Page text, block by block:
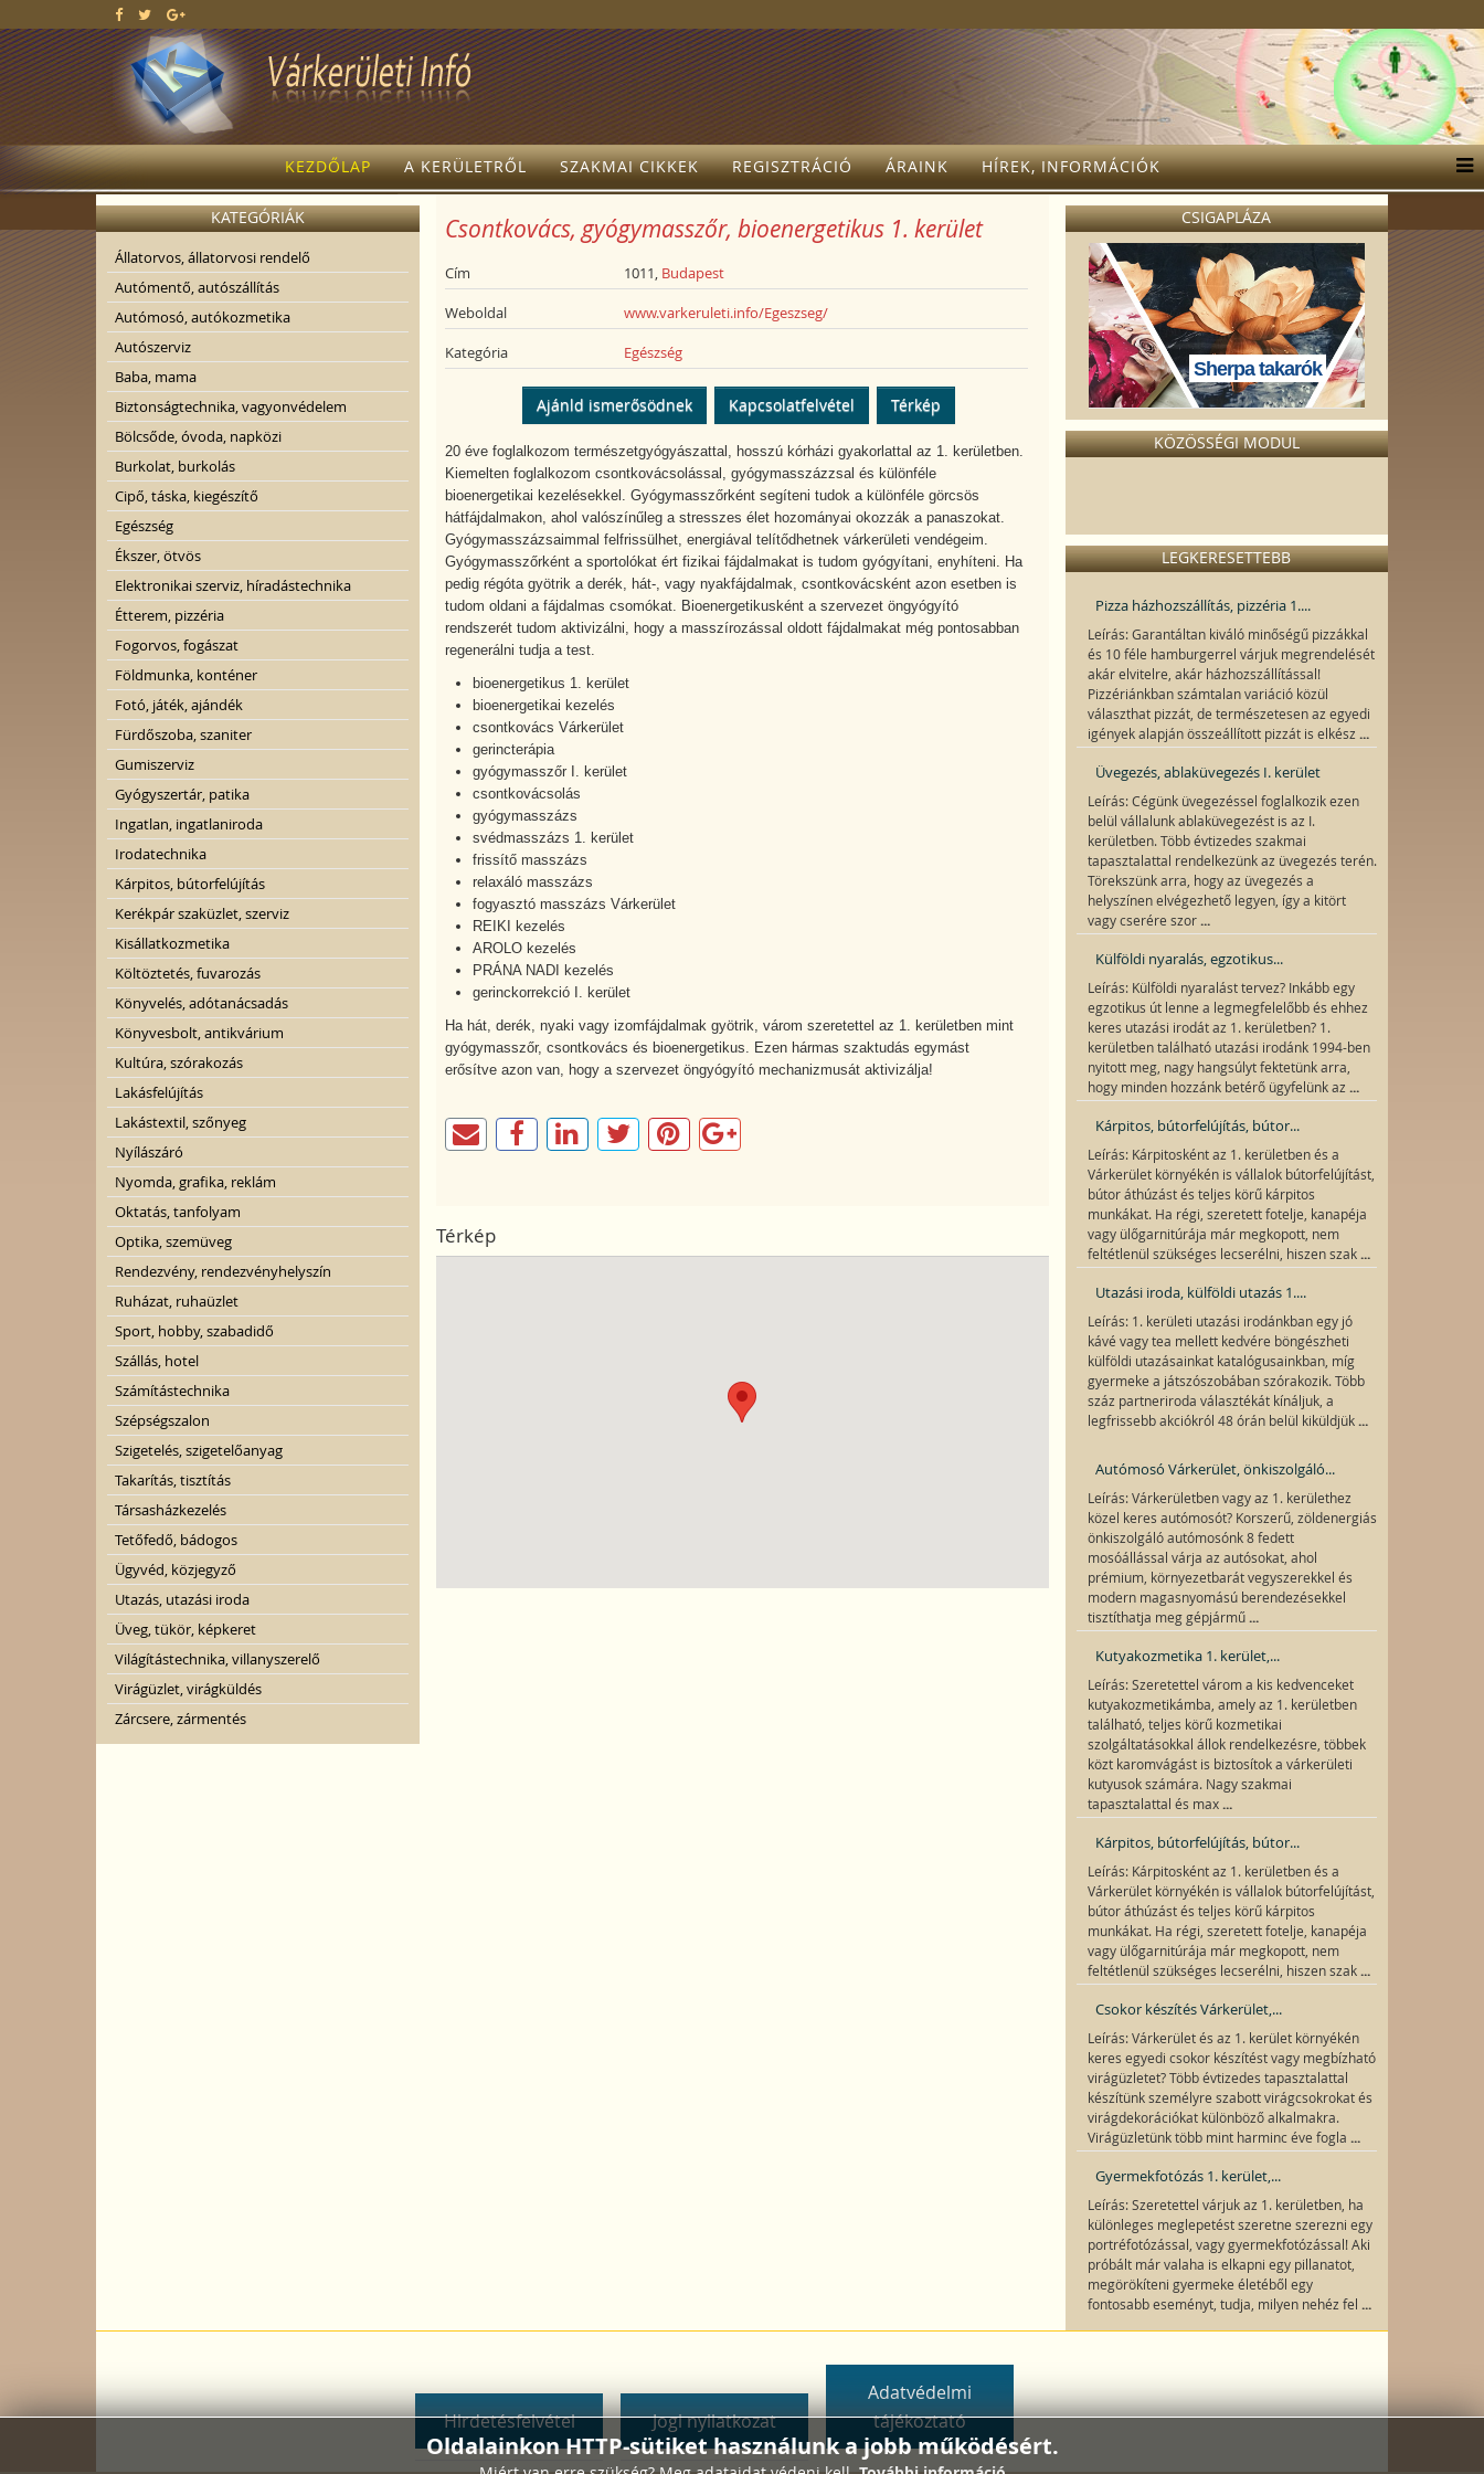
KEZDŐLAP A KERÜLETRŐL SZAKMAI CIKKEK REGISZTRÁCIÓ ÁRAINK HÍREK, INFORMÁCIÓK
KATEGÓRIÁK
Állatorvos, állatorvosi rendelő
Autómentő, autószállítás
Autómosó, autókozmetika
Autószerviz
Baba, mama
Biztonságtechnika, vagyonvédelem
Bölcsőde, óvoda, napközi
Burkolat, burkolás
Cipő, táska, kiegészítő
Egészség
Ékszer, ötvös
Elektronikai szerviz, híradástechnika
Étterem, pizzéria
Fogorvos, fogászat
Földmunka, konténer
Fotó, játék, ajándék
Fürdőszoba, szaniter
Gumiszerviz
Gyógyszertár, patika
Ingatlan, ingatlaniroda
Irodatechnika
Kárpitos, bútorfelújítás
Kerékpár szaküzlet, szerviz
Kisállatkozmetika
Költöztetés, fuvarozás
Könyvelés, adótanácsadás
Könyvesbolt, antikvárium
Kultúra, szórakozás
Lakásfelújítás
Lakástextil, szőnyeg
Nyílászáró
Nyomda, grafika, reklám
Oktatás, tanfolyam
Optika, szemüveg
Rendezvény, rendezvényhelyszín
Ruházat, ruhaüzlet
Sport, hobby, szabadidő
Szállás, hotel
Számítástechnika
Szépségszalon
Szigetelés, szigetelőanyag
Takarítás, tisztítás
Társasházkezelés
Tetőfedő, bádogos
Ügyvéd, közjegyző
Utazás, utazási iroda
Üveg, tükör, képkeret
Világítástechnika, villanyszerelő
Virágüzlet, virágküldés
Zárcsere, zármentés
Csontkovács, gyógymasszőr, bioenergetikus 1. kerület
Cím 1011, Budapest
Weboldal www.varkeruleti.info/Egeszseg/
Kategória Egészség
Ajánld ismerősödnek Kapcsolatfelvétel Térkép
20 éve foglalkozom természetgyógyászattal, hosszú kórházi gyakorlattal az 1. kerületben.
Kiemelten foglalkozom csontkovácsolással, gyógymasszázzsal és különféle
bioenergetikai kezelésekkel. Gyógymasszőrként segíteni tudok a különféle görcsös
hátfájdalmakon, ahol valószínűleg a stresszes élet hozományai okozzák a panaszokat.
Gyógymasszázsaimmal felfrissülhet, energiával telítődhetnek várkerületi vendégeim.
Gyógymasszőrként a sportolókat ért fizikai fájdalmakat is tudom gyógyítani, enyhíteni. Ha
pedig régóta gyötrik a derék, hát-, vagy nyakfájdalmak, csontkovácsként azon esetben is
tudom oldani a fájdalmas csomókat. Bioenergetikusként a szervezet öngyógyító
rendszerét tudom aktivizálni, hogy a masszírozással oldott fájdalmakat még pontosabban
regenerálni tudja a test.
bioenergetikus 1. kerület
bioenergetikai kezelés
csontkovács Várkerület
gerincterápia
gyógymasszőr I. kerület
csontkovácsolás
gyógymasszázs
svédmasszázs 1. kerület
frissítő masszázs
relaxáló masszázs
fogyasztó masszázs Várkerület
REIKI kezelés
AROLO kezelés
PRÁNA NADI kezelés
gerinckorrekció I. kerület
Ha hát, derék, nyaki vagy izomfájdalmak gyötrik, várom szeretettel az 1. kerületben mint
gyógymasszőr, csontkovács és bioenergetikus. Ezen hármas szaktudás egymást
erősítve azon van, hogy a szervezet öngyógyító mechanizmusát aktivizálja!
Térkép
CSIGAPLÁZA
Sherpa takarók
KÖZÖSSÉGI MODUL
LEGKERESETTEBB
Pizza házhozszállítás, pizzéria 1....
Leírás: Garantáltan kiváló minőségű pizzákkal
és 10 féle hamburgerrel várjuk megrendelését
akár elvitelre, akár házhozszállítással!
Pizzériánkban számtalan variáció közül
választhat pizzát, de természetesen az egyedi
igények alapján összeállított pizzát is elkész ...
Üvegezés, ablaküvegezés I. kerület
Leírás: Cégünk üvegezéssel foglalkozik ezen
belül vállalunk ablaküvegezést is az I.
kerületben. Több évtizedes szakmai
tapasztalattal rendelkezünk az üvegezés terén.
Törekszünk arra, hogy az üvegezés a
helyszínen elvégezhető legyen, így a kitört
vagy cserére szor ...
Külföldi nyaralás, egzotikus...
Leírás: Külföldi nyaralást tervez? Inkább egy
egzotikus út lenne a legmegfelelőbb és ehhez
keres utazási irodát az 1. kerületben? 1.
kerületben található utazási irodánk 1994-ben
nyitott meg, nagy hangsúlyt fektetünk arra,
hogy minden hozzánk betérő ügyfelünk az ...
Kárpitos, bútorfelújítás, bútor...
Leírás: Kárpitosként az 1. kerületben és a
Várkerület környékén is vállalok bútorfelújítást,
bútor áthúzást és teljes körű kárpitos
munkákat. Ha régi, szeretett fotelje, kanapéja
vagy ülőgarnitúrája már megkopott, nem
feltétlenül szükséges lecserélni, hiszen szak ...
Utazási iroda, külföldi utazás 1....
Leírás: 1. kerületi utazási irodánkban egy jó
kávé vagy tea mellett kedvére böngészheti
külföldi utazásainkat katalógusainkban, míg
gyermeke a játszószobában szórakozik. Több
száz partneriroda választékát kínáljuk, a
legfrissebb akciókról 48 órán belül kiküldjük ...
Autómosó Várkerület, önkiszolgáló...
Leírás: Várkerületben vagy az 1. kerülethez
közel keres autómosót? Korszerű, zöldenergiás
önkiszolgáló autómosónk 8 fedett
mosóállással várja az autósokat, ahol
prémium, környezetbarát vegyszerekkel és
modern magasnyomású berendezésekkel
tisztíthatja meg gépjármű ...
Kutyakozmetika 1. kerület,...
Leírás: Szeretettel várom a kis kedvenceket
kutyakozmetikámba, amely az 1. kerületben
található, teljes körű kozmetikai
szolgáltatásokkal állok rendelkezésre, többek
közt karomvágást is biztosítok a várkerületi
kutyusok számára. Nagy szakmai
tapasztalattal és max ...
Kárpitos, bútorfelújítás, bútor...
Leírás: Kárpitosként az 1. kerületben és a
Várkerület környékén is vállalok bútorfelújítást,
bútor áthúzást és teljes körű kárpitos
munkákat. Ha régi, szeretett fotelje, kanapéja
vagy ülőgarnitúrája már megkopott, nem
feltétlenül szükséges lecserélni, hiszen szak ...
Csokor készítés Várkerület,...
Leírás: Várkerület és az 1. kerület környékén
keres egyedi csokor készítést vagy megbízható
virágüzletet? Több évtizedes tapasztalattal
készítünk személyre szabott virágcsokrokat és
virágdekorációkat különböző alkalmakra.
Virágüzletünk több mint harminc éve fogla ...
Gyermekfotózás 1. kerület,...
Leírás: Szeretettel várjuk az 1. kerületben, ha
különleges meglepetést szeretne szerezni egy
portréfotózással, vagy gyermekfotózással! Aki
próbált már valaha is elkapni egy pillanatot,
megörökíteni gyermeke életéből egy
fontosabb eseményt, tudja, milyen nehéz fel ...
Hirdetésfelvétel Jogi nyilatkozat
Adatvédelmi
tájékoztató
Oldalainkon HTTP-sütiket használunk a jobb működésért.